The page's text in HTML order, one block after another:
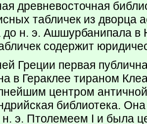
древневосточная
табличек из дворца
до н. э. Ашшурбанипала в
содержит
Греции первая
в Гераклее тираном
центром
библиотека.
н. э. Птолемеем I и была